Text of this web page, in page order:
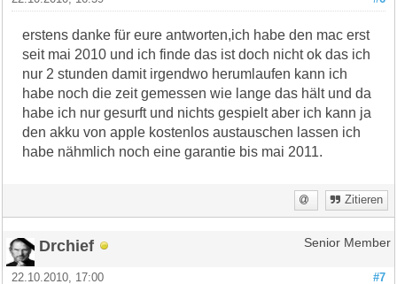
erstens danke für eure antworten,ich habe den mac erst
seit mai 2010 und ich finde das ist doch nicht ok das ich
nur 2 stunden damit irgendwo herumlaufen kann ich
habe noch die zeit gemessen wie lange das hält und da
habe ich nur gesurft und nichts gespielt aber ich kann ja
den akku von apple kostenlos austauschen lassen ich
habe nähmlich noch eine garantie bis mai 2011.
Zitieren
Drchief Senior Member
#7
22.10.2010, 17:00